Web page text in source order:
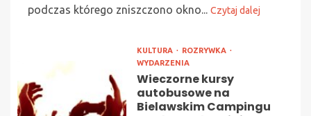
podczas którego zniszczono okno... Czytaj dalej
KULTURA
ROZRYWKA
WYDARZENIA
Wieczorne kursy
autobusowe na
Bielawskim Campingu